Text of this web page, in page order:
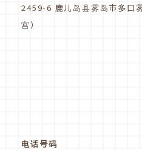
2459-6 鹿儿岛县雾岛市多口
宫）
电话号码